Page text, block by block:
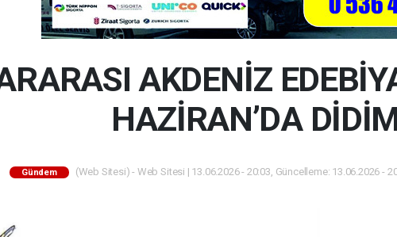
AKDENİZ
HAZİRAN’DA
Gündem (Web Sitesi) - Web Sitesi | 13.06.2026 - 20:03, Güncelleme: 13.06.2026 -